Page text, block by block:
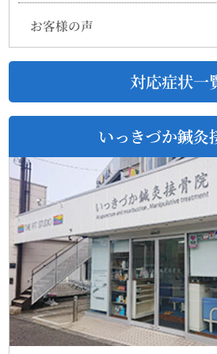
お客様の声
対応症状一
いっきづか鍼灸